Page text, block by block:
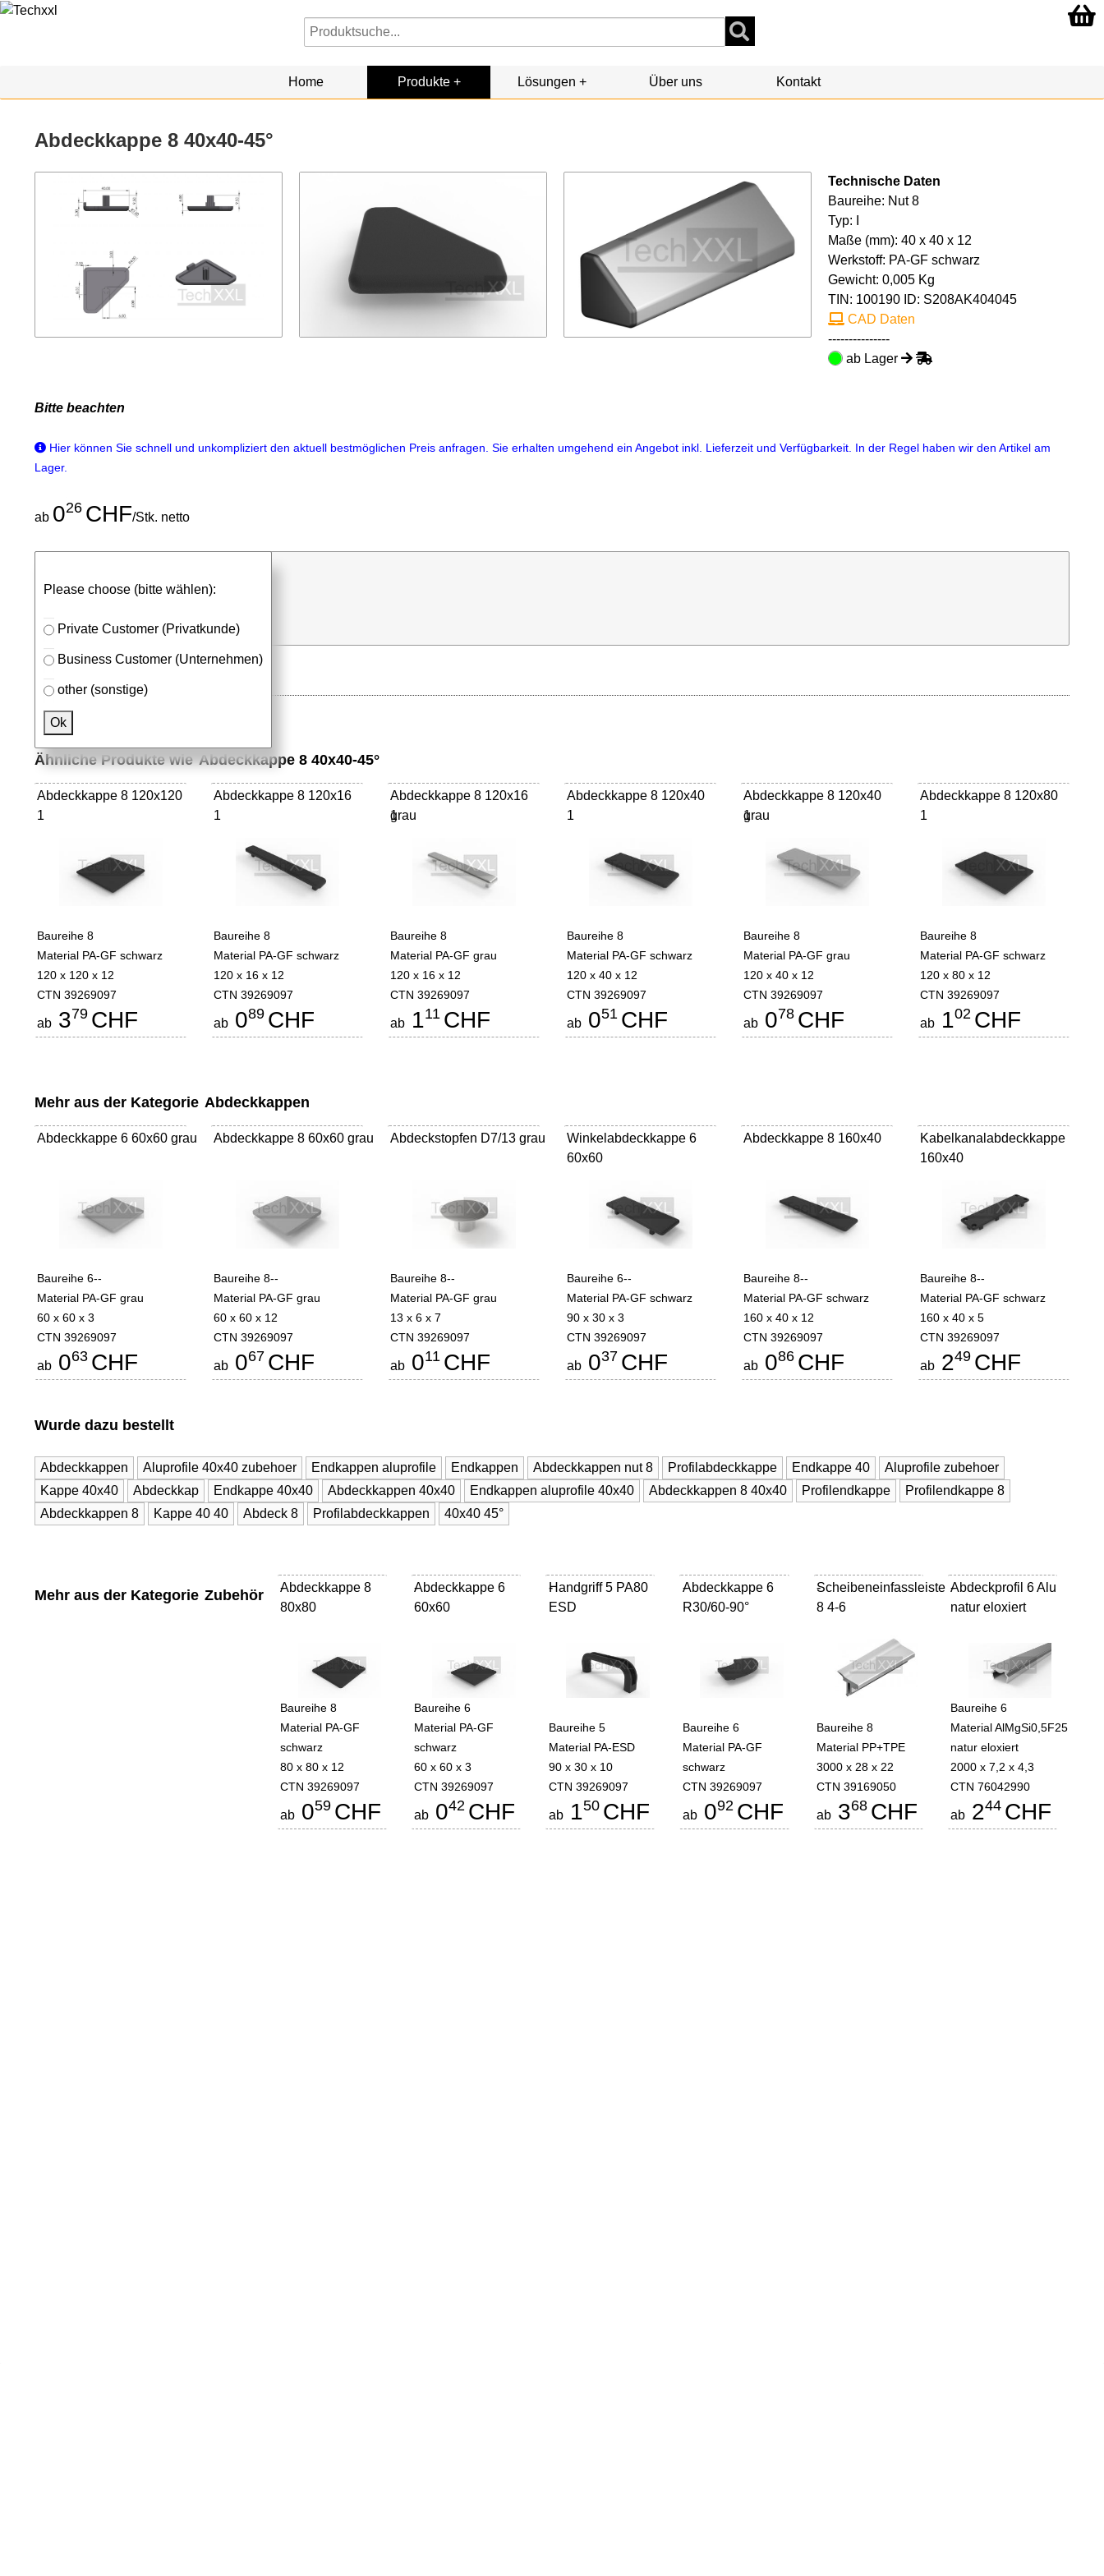
Home Produkte Lösungen Über uns Kontakt
Abdeckkappe 8 40x40-45°
Technische Daten
Baureihe: Nut 8
Typ: I
Maße (mm): 40 x 40 x 12
Werkstoff: PA-GF schwarz
Gewicht: 0,005 Kg
TIN: 100190 ID: S208AK404045
CAD Daten
---------------
ab Lager
Bitte beachten
Hier können Sie schnell und unkompliziert den aktuell bestmöglichen Preis anfragen. Sie erhalten umgehend ein Angebot inkl. Lieferzeit und Verfügbarkeit. In der Regel haben wir den Artikel am
Lager.
ab 026 CHF/Stk. netto
Please choose (bitte wählen):
Private Customer (Privatkunde)
Business Customer (Unternehmen)
other (sonstige)
Ok
⮮
Stk. in Anfrageliste
Ähnliche Produkte wieAbdeckkappe 8 40x40-45°
Abdeckkappe 8 120x120
1
Baureihe 8
Material PA-GF schwarz
120 x 120 x 12
CTN 39269097
ab 379 CHF
Abdeckkappe 8 120x16
1
Baureihe 8
Material PA-GF schwarz
120 x 16 x 12
CTN 39269097
ab 089 CHF
Abdeckkappe 8 120x16
grau
1
Baureihe 8
Material PA-GF grau
120 x 16 x 12
CTN 39269097
ab 111 CHF
Abdeckkappe 8 120x40
1
Baureihe 8
Material PA-GF schwarz
120 x 40 x 12
CTN 39269097
ab 051 CHF
Abdeckkappe 8 120x40
grau
1
Baureihe 8
Material PA-GF grau
120 x 40 x 12
CTN 39269097
ab 078 CHF
Abdeckkappe 8 120x80
1
Baureihe 8
Material PA-GF schwarz
120 x 80 x 12
CTN 39269097
ab 102 CHF
Mehr aus der Kategorie Abdeckkappen
Abdeckkappe 6 60x60 grau
Baureihe 6--
Material PA-GF grau
60 x 60 x 3
CTN 39269097
ab 063 CHF
Abdeckkappe 8 60x60 grau
Baureihe 8--
Material PA-GF grau
60 x 60 x 12
CTN 39269097
ab 067 CHF
Abdeckstopfen D7/13 grau
Baureihe 8--
Material PA-GF grau
13 x 6 x 7
CTN 39269097
ab 011 CHF
Winkelabdeckkappe 6
60x60
Baureihe 6--
Material PA-GF schwarz
90 x 30 x 3
CTN 39269097
ab 037 CHF
Abdeckkappe 8 160x40
Baureihe 8--
Material PA-GF schwarz
160 x 40 x 12
CTN 39269097
ab 086 CHF
Kabelkanalabdeckkappe
160x40
Baureihe 8--
Material PA-GF schwarz
160 x 40 x 5
CTN 39269097
ab 249 CHF
Wurde dazu bestellt
Abdeckkappen Aluprofile 40x40 zubehoer Endkappen aluprofile Endkappen Abdeckkappen nut 8 Profilabdeckkappe Endkappe 40
Aluprofile zubehoer
Kappe 40x40
Abdeckkap Endkappe 40x40 Abdeckkappen 40x40 Endkappen aluprofile 40x40 Abdeckkappen 8 40x40 Profilendkappe
Profilendkappe 8
Abdeckkappen 8
Kappe 40 40 Abdeck 8 Profilabdeckkappen 40x40 45°
Mehr aus der Kategorie Zubehör
Abdeckkappe 8
80x80
-
Baureihe 8
Material PA-GF
schwarz
80 x 80 x 12
CTN 39269097
ab 059 CHF
Abdeckkappe 6
60x60
-
Baureihe 6
Material PA-GF
schwarz
60 x 60 x 3
CTN 39269097
ab 042 CHF
Handgriff 5 PA80
ESD
-
Baureihe 5
Material PA-ESD
90 x 30 x 10
CTN 39269097
ab150 CHF
Abdeckkappe 6
R30/60-90°
-
Baureihe 6
Material PA-GF
schwarz
CTN 39269097
ab092 CHF
Scheibeneinfassleiste
8 4-6
-
Baureihe 8
Material PP+TPE
3000 x 28 x 22
CTN 39169050
ab368 CHF
Abdeckprofil 6 Alu
natur eloxiert
-
Baureihe 6
Material AlMgSi0,5F25
natur eloxiert
2000 x 7,2 x 4,3
CTN 76042990
ab244 CHF